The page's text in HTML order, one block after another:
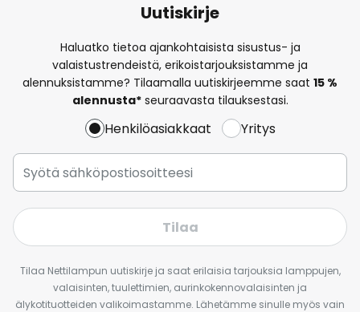
Uutiskirje
Haluatko tietoa ajankohtaisista sisustus- ja
valaistustrendeistä, erikoistarjouksistamme ja
alennuksistamme? Tilaamalla uutiskirjeemme saat 15 %
alennusta*seuraavasta tilauksestasi.
Henkilöasiakkaat Yritys
Tilaa
Tilaa Nettilampun uutiskirje ja saat erilaisia tarjouksia lamppujen,
valaisinten, tuulettimien, aurinkokennovalaisinten ja
älykotituotteiden valikoimastamme. Lähetämme sinulle myös vain